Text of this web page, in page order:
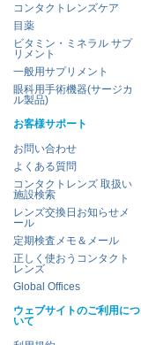
コンタクトレンズケア
目薬
ビタミン・ミネラル サプ
リメント
一般用サプリメント
眼科用手術機器(サージカ
ル製品)
お客様サポート
お問い合わせ
よくある質問
コンタクトレンズ 取扱い
施設検索
レンズ交換日お知らせメ
ール
定期検査メモ＆メール
正しく使おうコンタクト
レンズ
Global Offices
ウェブサイトのご利用につ
いて